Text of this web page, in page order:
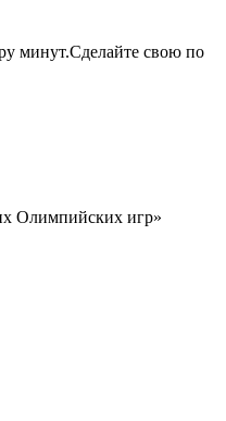
минут.Сделайте свою по
Олимпийских игр»